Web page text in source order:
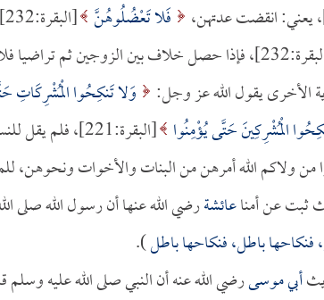
فَلا تَعْضُلُوهُنَّ [البقرة:232]، أي: لا تمنعوهن،
الزوجين ثم تراضيا فلا تقف حجر عثرة دون رجوعهما.
الأخرى يقول الله عز وجل:
وَلا تَنكِحُوا الْمُشْرِكَاتِ
الْمُشْرِكِينَ حَتَّى يُؤْمِنُوا
[البقرة:221]،
ولاكم الله أمرهن من البنات والأخوات ونحوهن،
ثبت عن أمناعائشةرضي الله عنها أن رسول الله صلى
فنكاحها باطل، فنكاحها باطل).
أبي موسىرضي الله عنه أن النبي صلى الله عليه